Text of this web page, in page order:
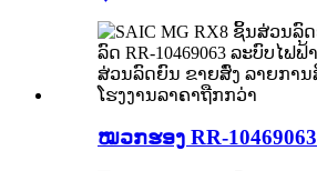
ໝວກຮອງ RR-10469063